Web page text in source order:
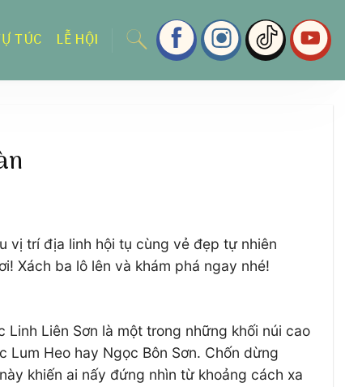
TÚC LỄ HỘI
vị trí địa linh hội tụ cùng vẻ đẹp tự nhiên
Xách ba lô lên và khám phá ngay nhé!
Liên Sơn là một trong những khối núi cao
Heo hay Ngọc Bôn Sơn. Chốn dừng
khiến ai nấy đứng nhìn từ khoảng cách xa